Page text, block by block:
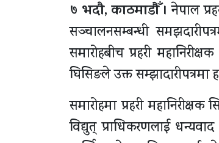
७ भदाै, काठमाडाैँ । नेपाल
सञ्चालनसम्बन्धी
समारोहबीच प्रहरी
घिसिङले उक्त सम्झादारीपत्रमा
समारोहमा प्रहरी
विद्युत् प्राधिकरणलाई